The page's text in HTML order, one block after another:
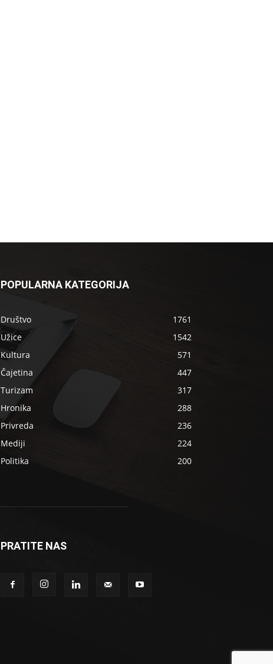
POPULARNA KATEGORIJA
Društvo
1761
Užice
1542
Kultura
571
Čajetina
447
Turizam
317
Hronika
288
Privreda
236
Mediji
224
Politika
200
PRATITE NAS